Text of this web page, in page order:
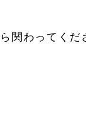
関わってくだ